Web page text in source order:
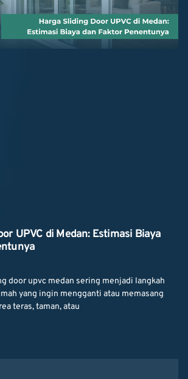
UPVC di Medan: Estimasi Biaya
door upvc medan sering menjadi langkah
yang ingin mengganti atau memasang
teras, taman, atau